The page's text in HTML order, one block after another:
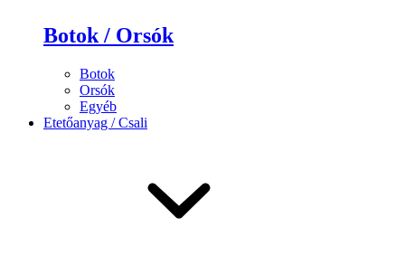
Botok / Orsók
Botok
Orsók
Egyéb
Etetőanyag / Csali